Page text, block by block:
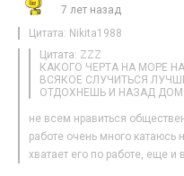
7 лет назад
Цитата: Nikita1988
Цитата: ZZZ
КАКОГО ЧЕРТА НА МОРЕ
ВСЯКОЕ СЛУЧИТЬСЯ
ОТДОХНЕШЬ И НАЗАД
не всем нравиться
работе очень много катаюсь
хватает его по работе, еще и